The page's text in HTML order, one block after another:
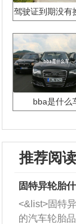
驾驶证到期没有
bba是什么
推荐阅读
固特异轮胎
<&list>固特
的汽车轮胎